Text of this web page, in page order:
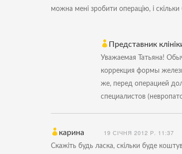
можна мені зробити операцію, і
Представник
Уважаемая Татьяна!
коррекция формы
же, перед операцией
специалистов
карина 19 СІЧНЯ 2012 Р. 11:37
Скажіть будь ласка, скільки буде